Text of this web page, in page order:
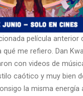
película anterior
me refiero. Dan
con videos de
caótico y muy bien
la misma energía